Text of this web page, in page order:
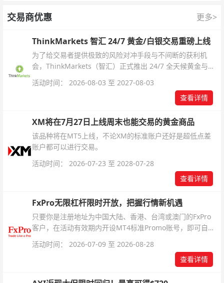
交易商优惠 更多>
ThinkMarkets 智汇 24/7 黄金/白银交易重磅上线
为了给交易者提供极致的风险对冲手段与不间断的获利机
会，ThinkMarkets（智汇）正式推出 24/7 全天候黄金与白
杆配置、支持软件及交易细则。
活动时间： 2026-08-03 至 2027-08-03
查看详情
XM将在7月27日上线周末也能交易的黄金商品
该品种将在MT5上线，不论XM的标准账户还好是超低点差
账户都可以进行交易。
活动时间： 2026-07-23 至 2028-07-28
查看详情
FxPro无限杠杆限时开放，把握行情新机遇
只要你是注册地址为中国大陆、香港、台湾或澳门的FxPro
客户，在活动有效期内开设MT4标准Promo账号，即可自动
活动时间： 2026-07-09 至 2026-08-28
查看详情